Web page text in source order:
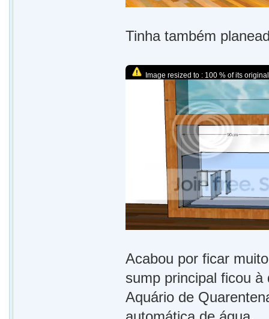
Tinha também
Image resized to : 100 % of its
Acabou por ficar
sump principal ficou
Aquário de